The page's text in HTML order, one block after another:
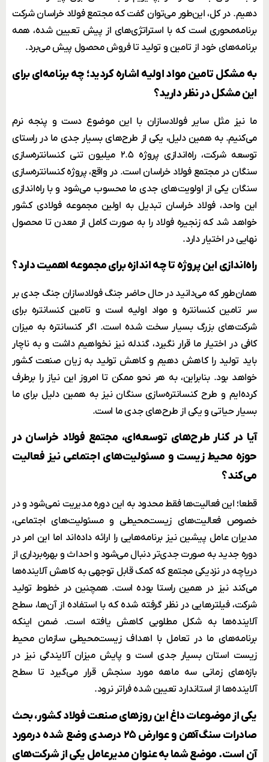
دهیم. در کل، این‌طور می‌توان گفت که مجتمع فولاد خراسان شرکت
برنامه‌محوری است که با استراتژی‌های از پیش تعیین شده، همه
برنامه‌های خود از تامین و تولید تا فروش محصول پیش می‌برد.
به مشکل تامین مواد اولیه اشاره کردید؛ چه برنامه‌ای برای
این مشکل در نظر دارید؟
ما نیز مثل سایر فولادسازان با این موضوع دست و پنجه نرم
می‌کنیم. به همین دلیل، یکی از طرح‌های بسیار جدی ما در راستای
توسعه شرکت، راه‌اندازی پروژه ۲.۵ میلیون تنی کنسانتره‌سازی
سنگان در مجتمع فولاد خراسان است. در واقع، پروژه کنسانتره‌سازی
سنگان یکی از اولویت‌های جدی ما محسوب می‌شود و با راه‌اندازی
این واحد، فولاد خراسان تبدیل به اولین مجموعه فولادی کشور
خواهد شد که زنجیره فولاد را به صورت کامل از معدن تا محصول
نهایی در اختیار دارد.
راه‌اندازی این پروژه تا چه اندازه برای مجموعه اهمیت دارد؟
همان‌طور که می‌دانید در حال حاضر جنگ فولادسازان جنگ جدی بر
سر تامین کنسانتره و مواد اولیه است و تامین کنسانتره برای
شرکت‌های بزرگ بسیار سخت شده است. اگر کنسانتره به میزان
کافی در اختیار ما قرار نگیرد، گندله نیز نخواهیم داشت و به ناچار
باید تولید را کاهش دهیم و کاهش تولید به زیان صنعت کشور
خواهد بود. بنابراین، به هر نحو ممکن تا امروز این نیاز را برطرف
کرده‌ایم و طرح کنسانتره‌سازی سنگان نیز به همین دلیل برای ما
بسیار حیاتی و یکی از طرح‌های جدی ما است.
آیا در کنار طرح‌های توسعه‌ای، مجتمع فولاد خراسان در
حوزه محیط زیست و مسئولیت‌های اجتماعی نیز فعالیت
می‌کند؟
قطعا؛ این فعالیت‌ها فقط محدود به این دوره مدیریت نمی‌شود و در
خصوص فعالیت‌های زیست‌محیطی و مسئولیت‌های اجتماعی،
مدیران عامل پیشین نیز برنامه‌هایی را ارائه داده‌اند اما این امر در
دوره جدید به صورت جدی‌تر دنبال می‌شود و احداث و بهره‌برداری از
دریاچه در نزدیکی مجتمع که کمک قابل توجهی به کاهش آلاینده‌ها
می‌کند نیز در همین راستا بوده است. همچنین در خطوط تولید
شرکت، فیلترهایی در نظر گرفته شده که با استفاده از آن‌ها، سطح
آلاینده‌ها به شکل مطلوبی کاهش یافته است. ضمن اینکه
برنامه‌های ما در تعامل با اهداف زیست‌محیطی سازمان محیط
زیست استان بسیار جدی است و پایش میزان آلایندگی نیز در
بازه‌های زمانی سه ماهه مورد سنجش قرار می‌گیرد تا سطح
آلاینده‌ها از استاندارد تعیین شده فراتر نرود.
یکی از موضوعات داغ این روزهای صنعت فولاد کشور، بحث
صادرات سنگ‌آهن و عوارض ۲۵ درصدی وضع شده درمورد
آن است. موضع شما به عنوان مدیرعامل یکی از شرکت‌های